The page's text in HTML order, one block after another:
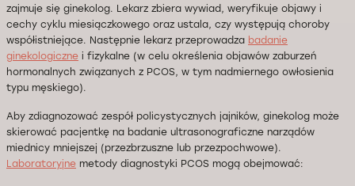
zajmuje się ginekolog. Lekarz zbiera wywiad, weryfikuje objawy i
cechy cyklu miesiączkowego oraz ustala, czy występują choroby
współistniejące. Następnie lekarz przeprowadza badanie
ginekologiczne i fizykalne (w celu określenia objawów zaburzeń
hormonalnych związanych z PCOS, w tym nadmiernego owłosienia
typu męskiego).
Aby zdiagnozować zespół policystycznych jajników, ginekolog może
skierować pacjentkę na badanie ultrasonograficzne narządów
miednicy mniejszej (przezbrzuszne lub przezpochwowe).
Laboratoryjne metody diagnostyki PCOS mogą obejmować: